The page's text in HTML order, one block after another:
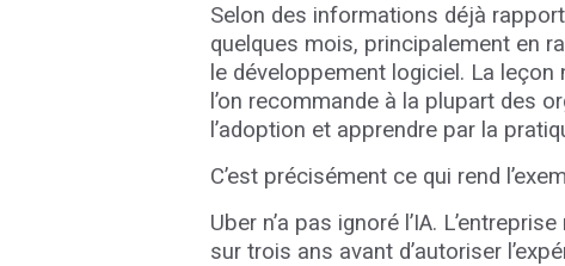
Selon des informations déjà
quelques mois, principalement en
le développement logiciel. La leçon
l’on recommande à la plupart des
l’adoption et apprendre par la
C’est précisément ce qui rend
Uber n’a pas ignoré l’IA.
sur trois ans avant d’autoriser